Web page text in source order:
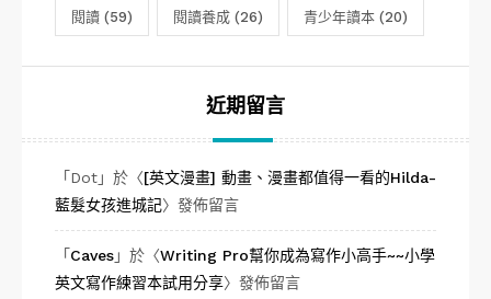
閱讀 (59) 閱讀養成 (26) 青少年讀本 (20)
近期留言
「 Dot」於〈[英文漫畫] 動畫、漫畫都值得一看的Hilda-
藍髮女孩進城記〉發佈留言
「 Caves」於〈Writing Pro幫你成為寫作小高手~~小學
英文寫作練習本試用分享〉發佈留言